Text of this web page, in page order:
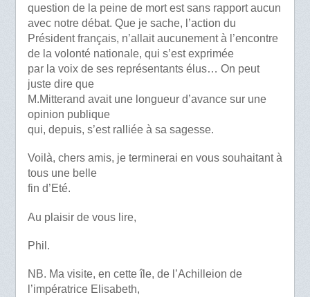
question de la peine de mort est sans rapport aucun
avec notre débat. Que je sache, l’action du
Président français, n’allait aucunement à l’encontre
de la volonté nationale, qui s’est exprimée
par la voix de ses représentants élus… On peut
juste dire que
M.Mitterand avait une longueur d’avance sur une
opinion publique
qui, depuis, s’est ralliée à sa sagesse.
Voilà, chers amis, je terminerai en vous souhaitant à
tous une belle
fin d’Eté.
Au plaisir de vous lire,
Phil.
NB. Ma visite, en cette île, de l’Achilleion de
l’impératrice Elisabeth,